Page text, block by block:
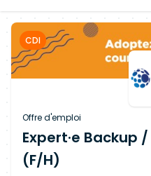
CDI
Offre d'emploi
Expert·e Backup
(F/H)